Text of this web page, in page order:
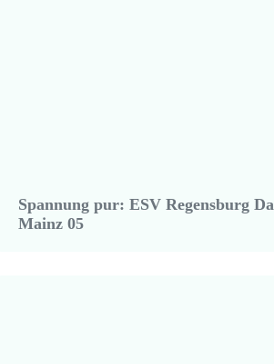
Spannung pur: ESV Regensburg
Mainz 05